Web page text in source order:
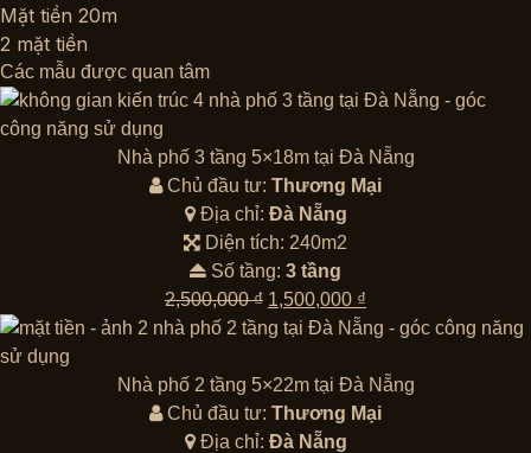
Mặt tiền 20m
2 mặt tiền
Các mẫu được quan tâm
Nhà phố 3 tầng 5×18m tại Đà Nẵng
Chủ đầu tư: Thương Mại
Địa chỉ: Đà Nẵng
Diện tích: 240m2
Số tầng: 3 tầng
2,500,000₫ Giá
gốc
2,500,000 ₫.
1,500,000 ₫
hiện
là:
1,500,000 ₫.
Nhà phố 2 tầng 5×22m tại Đà Nẵng
Chủ đầu tư: Thương Mại
Địa chỉ: Đà Nẵng